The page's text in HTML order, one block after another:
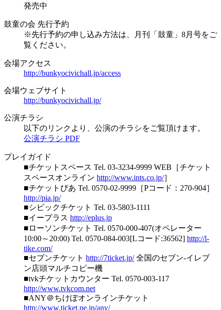
発売中
鼓童の会 先行予約
※先行予約の申し込み方法は、月刊「鼓童」8月号をご
覧ください。
会場アクセス
http://bunkyocivichall.jp/access
会場ウェブサイト
http://bunkyocivichall.jp/
公演チラシ
以下のリンクより、公演のチラシをご覧頂けます。
公演チラシ PDF
プレイガイド
■チケットスペース Tel. 03-3234-9999 WEB［チケット
スペースオンライン http://www.ints.co.jp/］
■チケットぴあ Tel. 0570-02-9999［Pコード：270-904］
http://pia.jp/
■シビックチケット Tel. 03-5803-1111
■イープラス http://eplus.jp
■ローソンチケット Tel. 0570-000-407(オペレーター
10:00～20:00) Tel. 0570-084-003[Lコード:36562] http://l-
tike.com/
■セブンチケット http://7ticket.jp/全国のセブン-イレブ
ン店頭マルチコピー機
■tvkチケットカウンター Tel. 0570-003-117
http://www.tvkcom.net
■ANY＠ちけぽオンラインチケット
http://www.ticket.ne.jp/any/